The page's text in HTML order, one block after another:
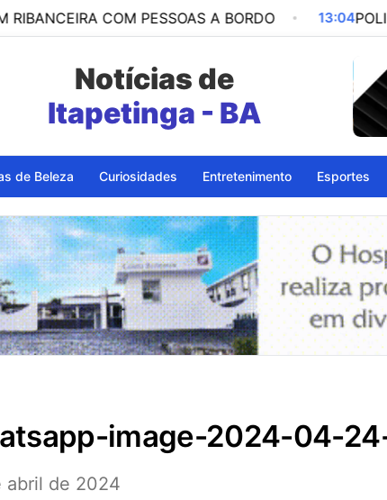
COM PESSOAS A BORDO 13:04 POLICIAL
Notícias de
Itapetinga - BA
de Beleza Curiosidades Entretenimento Esportes
image-2024-04-
abril de 2024